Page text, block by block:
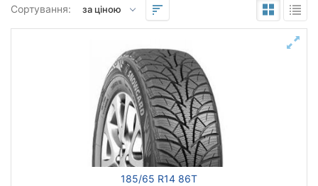
Сортування:
185/65 R14 86T